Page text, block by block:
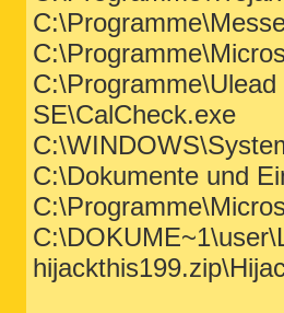
SE\CalCheck.exe
C:\Dokumente und